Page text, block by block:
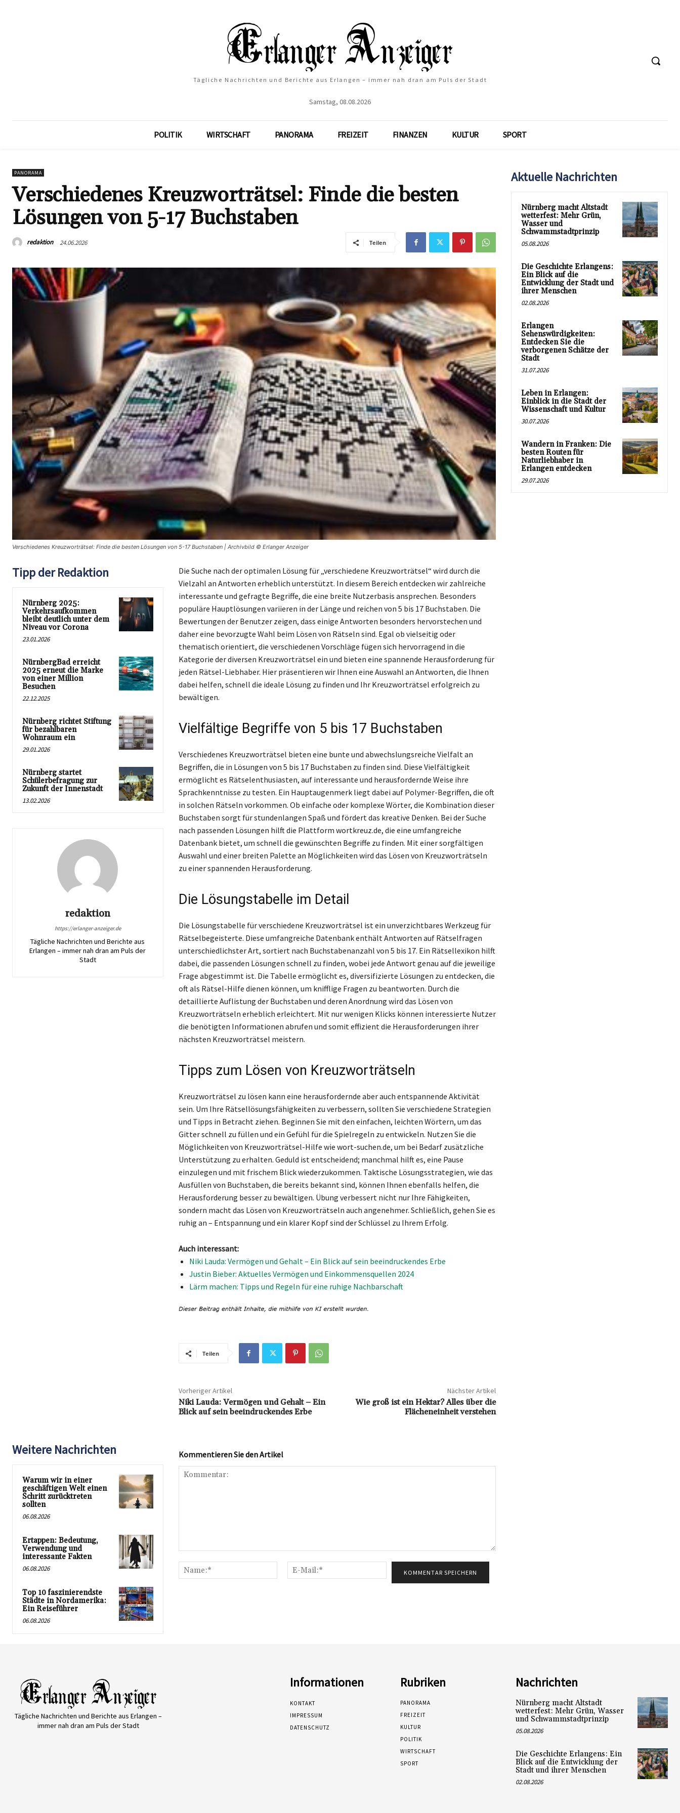
Tägliche Nachrichten und Berichte aus Erlangen – immer nah dran am Puls der Stadt
Samstag, 08.08.2026
POLITIK WIRTSCHAFT PANORAMA FREIZEIT FINANZEN KULTUR SPORT
PANORAMA
Verschiedenes Kreuzworträtsel: Finde die besten
Lösungen von 5-17 Buchstaben
redaktion 24.06.2026 Teilen
Verschiedenes Kreuzworträtsel: Finde die besten Lösungen von 5-17 Buchstaben | Archivbild © Erlanger Anzeiger
Tipp der Redaktion
Nürnberg 2025:
Verkehrsaufkommen
bleibt deutlich unter dem
Niveau vor Corona
23.01.2026
NürnbergBad erreicht
2025 erneut die Marke
von einer Million
Besuchen
22.12.2025
Nürnberg richtet Stiftung
für bezahlbaren
Wohnraum ein
29.01.2026
Nürnberg startet
Schülerbefragung zur
Zukunft der Innenstadt
13.02.2026
redaktion
https://erlanger-anzeiger.de
Tägliche Nachrichten und Berichte aus
Erlangen – immer nah dran am Puls der
Stadt
Die Suche nach der optimalen Lösung für „verschiedene Kreuzworträtsel“ wird durch die
Vielzahl an Antworten erheblich unterstützt. In diesem Bereich entdecken wir zahlreiche
interessante und gefragte Begriffe, die eine breite Nutzerbasis ansprechen. Besonders
populäre Hauptlösungen variieren in der Länge und reichen von 5 bis 17 Buchstaben. Die
Bewertungen der Benutzer zeigen, dass einige Antworten besonders hervorstechen und
daher eine bevorzugte Wahl beim Lösen von Rätseln sind. Egal ob vielseitig oder
thematisch orientiert, die verschiedenen Vorschläge fügen sich hervorragend in die
Kategorie der diversen Kreuzworträtsel ein und bieten eine spannende Herausforderung für
jeden Rätsel-Liebhaber. Hier präsentieren wir Ihnen eine Auswahl an Antworten, die Ihnen
dabei helfen, schnell die ideale Lösung zu finden und Ihr Kreuzworträtsel erfolgreich zu
bewältigen.
Vielfältige Begriffe von 5 bis 17 Buchstaben
Verschiedenes Kreuzworträtsel bieten eine bunte und abwechslungsreiche Vielfalt an
Begriffen, die in Lösungen von 5 bis 17 Buchstaben zu finden sind. Diese Vielfältigkeit
ermöglicht es Rätselenthusiasten, auf interessante und herausfordernde Weise ihre
Sprachkenntnisse zu testen. Ein Hauptaugenmerk liegt dabei auf Polymer-Begriffen, die oft
in solchen Rätseln vorkommen. Ob einfache oder komplexe Wörter, die Kombination dieser
Buchstaben sorgt für stundenlangen Spaß und fördert das kreative Denken. Bei der Suche
nach passenden Lösungen hilft die Plattform wortkreuz.de, die eine umfangreiche
Datenbank bietet, um schnell die gewünschten Begriffe zu finden. Mit einer sorgfältigen
Auswahl und einer breiten Palette an Möglichkeiten wird das Lösen von Kreuzworträtseln
zu einer spannenden Herausforderung.
Die Lösungstabelle im Detail
Die Lösungstabelle für verschiedene Kreuzworträtsel ist ein unverzichtbares Werkzeug für
Rätselbegeisterte. Diese umfangreiche Datenbank enthält Antworten auf Rätselfragen
unterschiedlichster Art, sortiert nach Buchstabenanzahl von 5 bis 17. Ein Rätsellexikon hilft
dabei, die passenden Lösungen schnell zu finden, wobei jede Antwort genau auf die jeweilige
Frage abgestimmt ist. Die Tabelle ermöglicht es, diversifizierte Lösungen zu entdecken, die
oft als Rätsel-Hilfe dienen können, um knifflige Fragen zu beantworten. Durch die
detaillierte Auflistung der Buchstaben und deren Anordnung wird das Lösen von
Kreuzworträtseln erheblich erleichtert. Mit nur wenigen Klicks können interessierte Nutzer
die benötigten Informationen abrufen und somit effizient die Herausforderungen ihrer
nächsten Kreuzworträtsel meistern.
Tipps zum Lösen von Kreuzworträtseln
Kreuzworträtsel zu lösen kann eine herausfordernde aber auch entspannende Aktivität
sein. Um Ihre Rätsellösungsfähigkeiten zu verbessern, sollten Sie verschiedene Strategien
und Tipps in Betracht ziehen. Beginnen Sie mit den einfachen, leichten Wörtern, um das
Gitter schnell zu füllen und ein Gefühl für die Spielregeln zu entwickeln. Nutzen Sie die
Möglichkeiten von Kreuzworträtsel-Hilfe wie wort-suchen.de, um bei Bedarf zusätzliche
Unterstützung zu erhalten. Geduld ist entscheidend; manchmal hilft es, eine Pause
einzulegen und mit frischem Blick wiederzukommen. Taktische Lösungsstrategien, wie das
Ausfüllen von Buchstaben, die bereits bekannt sind, können Ihnen ebenfalls helfen, die
Herausforderung besser zu bewältigen. Übung verbessert nicht nur Ihre Fähigkeiten,
sondern macht das Lösen von Kreuzworträtseln auch angenehmer. Schließlich, gehen Sie es
ruhig an – Entspannung und ein klarer Kopf sind der Schlüssel zu Ihrem Erfolg.
Auch interessant:
Niki Lauda: Vermögen und Gehalt – Ein Blick auf sein beeindruckendes Erbe
Justin Bieber: Aktuelles Vermögen und Einkommensquellen 2024
Lärm machen: Tipps und Regeln für eine ruhige Nachbarschaft
Teilen
Vorheriger Artikel
Niki Lauda: Vermögen und Gehalt – Ein
Blick auf sein beeindruckendes Erbe
Nächster Artikel
Wie groß ist ein Hektar? Alles über die
Flächeneinheit verstehen
Weitere Nachrichten
Warum wir in einer
geschäftigen Welt einen
Schritt zurücktreten
sollten
06.08.2026
Ertappen: Bedeutung,
Verwendung und
interessante Fakten
06.08.2026
Top 10 faszinierendste
Städte in Nordamerika:
Ein Reiseführer
06.08.2026
Kommentieren Sie den Artikel
Name:*
Mail:*
Aktuelle Nachrichten
Nürnberg macht Altstadt
wetterfest: Mehr Grün,
Wasser und
Schwammstadtprinzip
05.08.2026
Die Geschichte Erlangens:
Ein Blick auf die
Entwicklung der Stadt und
ihrer Menschen
02.08.2026
Erlangen
Sehenswürdigkeiten:
Entdecken Sie die
verborgenen Schätze der
Stadt
31.07.2026
Leben in Erlangen:
Einblick in die Stadt der
Wissenschaft und Kultur
30.07.2026
Wandern in Franken: Die
besten Routen für
Naturliebhaber in
Erlangen entdecken
29.07.2026
Tägliche Nachrichten und Berichte aus Erlangen –
immer nah dran am Puls der Stadt
Informationen
KONTAKT
IMPRESSUM
DATENSCHUTZ
Rubriken
PANORAMA
FREIZEIT
KULTUR
POLITIK
WIRTSCHAFT
SPORT
Nachrichten
Nürnberg macht Altstadt
wetterfest: Mehr Grün, Wasser
und Schwammstadtprinzip
05.08.2026
Die Geschichte Erlangens: Ein
Blick auf die Entwicklung der
Stadt und ihrer Menschen
02.08.2026